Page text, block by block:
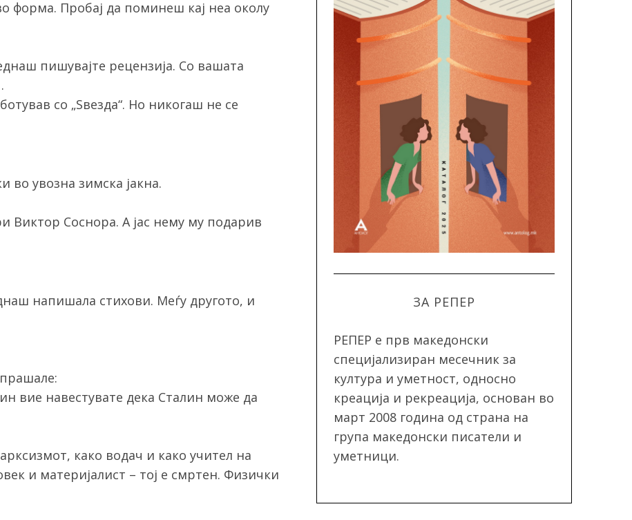
форма. Пробај да поминеш кај неа околу
пишувајте рецензија. Со вашата
со „Ѕвезда“. Но никогаш не се
увозна зимска јакна.
Виктор Соснора. А јас нему му подарив
напишала стихови. Меѓу другото, и
вие навестувате дека Сталин може да
како водач и како учител на
и материјалист – тој е смртен. Физички
ЗА РЕПЕР
РЕПЕР e прв македонски
специјализиран месечник за
култура и уметност, односно
креација и рекреација, oснован во
март 2008 година од страна на
група македонски писатели и
уметници.